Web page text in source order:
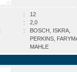
:
12
:
2,0
:
BOSCH, ISKRA,
PERKINS,
MAHLE